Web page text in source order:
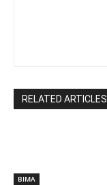
RELATED ARTICLES
BIMA